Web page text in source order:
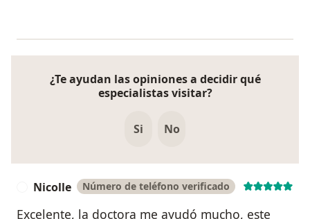
¿Te ayudan las opiniones a decidir qué
especialistas visitar?
Si No
Nicolle Número de teléfono verificado
Excelente, la doctora me ayudó mucho, este